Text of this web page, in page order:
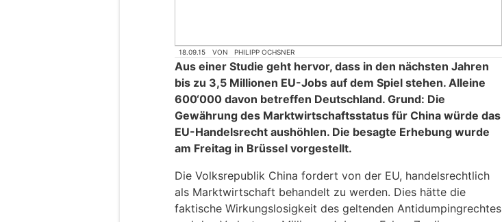
18.09.15 VON PHILIPP OCHSNER
Aus einer Studie geht hervor, dass in den nächsten Jahren
bis zu 3,5 Millionen EU-Jobs auf dem Spiel stehen. Alleine
600‘000 davon betreffen Deutschland. Grund: Die
Gewährung des Marktwirtschaftsstatus für China würde das
EU-Handelsrecht aushöhlen. Die besagte Erhebung wurde
am Freitag in Brüssel vorgestellt.
Die Volksrepublik China fordert von der EU, handelsrechtlich
als Marktwirtschaft behandelt zu werden. Dies hätte die
faktische Wirkungslosigkeit des geltenden Antidumpingrechtes